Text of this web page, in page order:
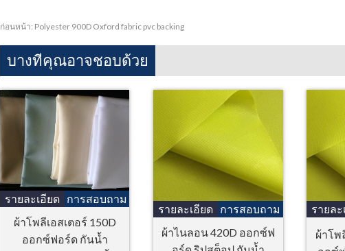
ก่อนหน้า: Polyester 900D Oxford fabric pvc backing
บางทีคุณอาจชอบด้วย
รายละเอียด การสอบถาม
ผ้าโพลีเอสเตอร์ 150D
ออกซ์ฟอร์ด กันน้ำ
รายละเอียด การสอบถาม
ผ้าไนลอน 420D ออกซ์ฟ
รายละ
ผ้าโพ